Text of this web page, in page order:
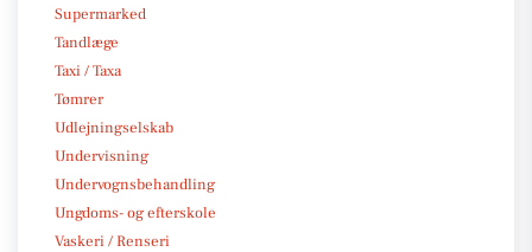
Supermarked
Tandlæge
Taxi / Taxa
Tømrer
Udlejningselskab
Undervisning
Undervognsbehandling
Ungdoms- og efterskole
Vaskeri / Renseri